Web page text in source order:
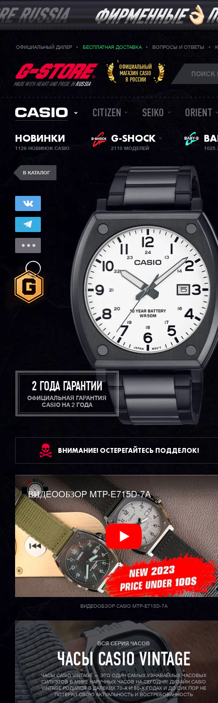
ОФИЦИАЛЬНЫЙ ДИЛЕР БЕСПЛАТНАЯ ДОСТАВКА ВОПРОСЫ И ОТВЕТЫ
MADE WITH HEART AND PRIDE INRUSSIA
ОФИЦИАЛЬНЫЙ
МАГАЗИН CASIO
В РОССИИ
CITIZEN SEIKO ORIENT
НОВИНКИ
1129 НОВИНОК CASIO
G-SHOCK
2110 МОДЕЛЕЙ
В КАТАЛОГ
2 ГОДА ГАРАНТИИ
ОФИЦИАЛЬНАЯ ГАРАНТИЯ
CASIO НА 2 ГОДА
ВНИМАНИЕ! ОСТЕРЕГАЙТЕСЬ ПОДДЕЛОК!
ВИДEOOБЗOP MTP-E715D-7A
ВИДЕООБЗОР CASIO MTP-E715D-7A
ВСЯ СЕРИЯ ЧАСОВ
ЧАСЫ CASIO VINTAGE
ЧАСЫ CASIO VINTAGE — ЭТО ОДИН САМЫХ УЗНАВАЕМЫХ ЧАСОВЫХ
СИЛУЭТОВ В МИРЕ НАРУЧНЫХ ЧАСОВ НА СЕГОДНЯ! ДИЗАЙН CASIO
VINTAGE РОДИЛСЯ В ДАЛЕКИХ 70-X И 80-X ГОДАХ И ДО СИХ ПОР НЕ
ПОТЕРЯЛ СВОЮ АКТУАЛЬНОСТЬ И ВОСТРЕБОВАННОСТЬ